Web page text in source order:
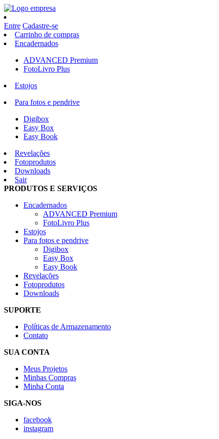
Entre Cadastre-se
Carrinho de compras
Encadernados
ADVANCED Premium
FotoLivro Plus
Estojos
Para fotos e pendrive
Digibox
Easy Box
Easy Book
Revelações
Fotoprodutos
Downloads
Sair
PRODUTOS E SERVIÇOS
Encadernados
ADVANCED Premium
FotoLivro Plus
Estojos
Para fotos e pendrive
Digibox
Easy Box
Easy Book
Revelações
Fotoprodutos
Downloads
SUPORTE
Políticas de Armazenamento
Contato
SUA CONTA
Meus Projetos
Minhas Compras
Minha Conta
SIGA-NOS
facebook
instagram